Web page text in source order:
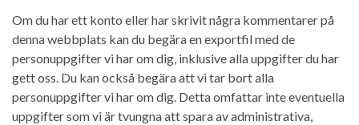
Om du har ett konto eller har skrivit några kommentarer på
denna webbplats kan du begära en exportfil med de
personuppgifter vi har om dig, inklusive alla uppgifter du har
gett oss. Du kan också begära att vi tar bort alla
personuppgifter vi har om dig. Detta omfattar inte eventuella
uppgifter som vi är tvungna att spara av administrativa,